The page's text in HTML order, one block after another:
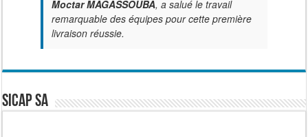
Moctar MAGASSOUBA, a salué le travail
remarquable des équipes pour cette première
livraison réussie.
SICAP SA